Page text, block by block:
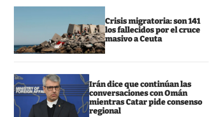
Crisis migratoria: son 141
los fallecidos por el cruce
masivo a Ceuta
Irán dice que continúan las
conversaciones con Omán
mientras Catar pide consenso
regional